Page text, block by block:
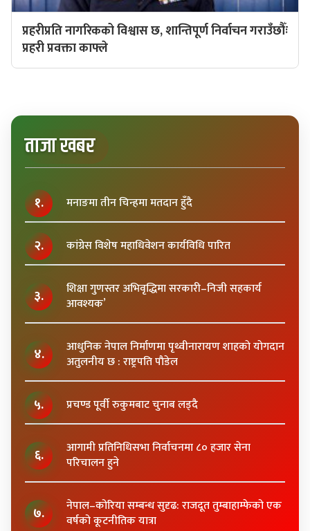
प्रहरीप्रति नागरिकको विश्वास छ, शान्तिपूर्ण निर्वाचन गराउँछौँः
प्रहरी प्रवक्ता काफ्ले
ताजा खबर
१. मनाङमा तीन चिन्हमा मतदान हुँदै
२. कांग्रेस विशेष महाधिवेशन कार्यविधि पारित
३.
शिक्षा गुणस्तर अभिवृद्धिमा सरकारी–निजी सहकार्य
आवश्यक’
४.
आधुनिक नेपाल निर्माणमा पृथ्वीनारायण शाहकाे याेगदान
अतुलनीय छ : राष्ट्रपति पाैडेल
५. प्रचण्ड पूर्वी रुकुमबाट चुनाब लड्दै
६.
आगामी प्रतिनिधिसभा निर्वाचनमा ८० हजार सेना
परिचालन हुने
७.
नेपाल–कोरिया सम्बन्ध सुदृढ: राजदूत तुम्बाहाम्फेको एक
वर्षको कूटनीतिक यात्रा